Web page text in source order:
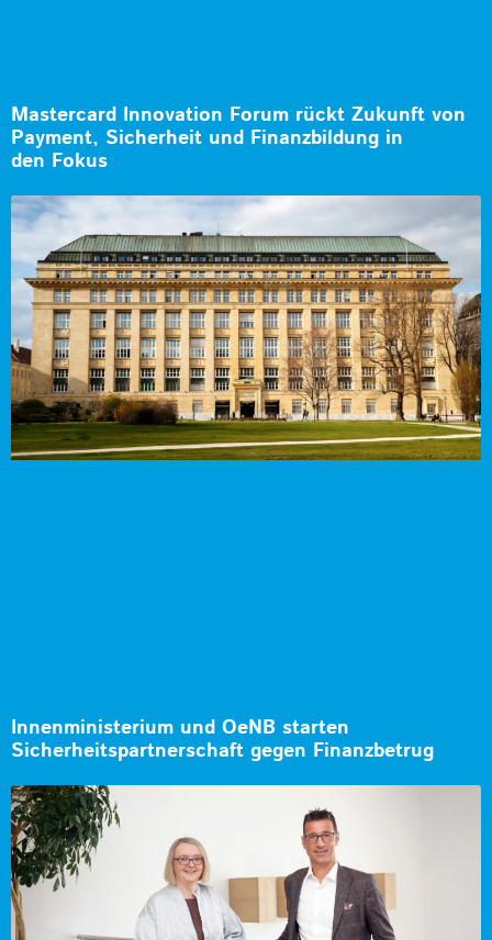
Mastercard Innovation Forum rückt Zukunft von
Payment, Sicherheit und Finanzbildung in
den Fokus
Innenministerium und OeNB starten
Sicherheitspartnerschaft gegen Finanzbetrug